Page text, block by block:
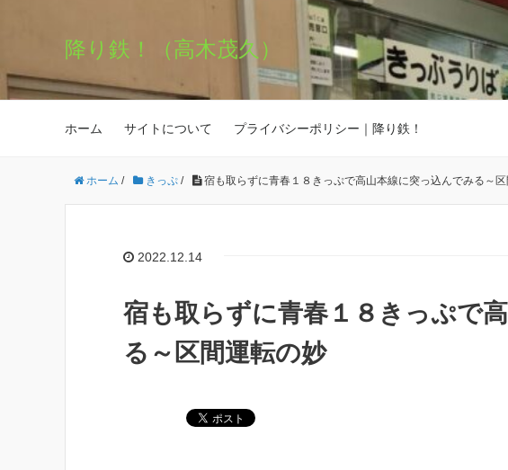
降り鉄！（高木茂久）
ホーム サイトについて プライバシーポリシー｜降り鉄！
ホーム / きっぷ / 宿も取らずに青春１８きっぷで高山本線に突っ込んでみる～
2022.12.14
宿も取らずに青春１８きっぷで
る～区間運転の妙